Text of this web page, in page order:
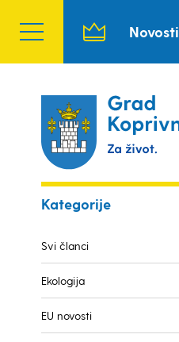
Novosti
Kategorije
Svi članci
Ekologija
EU novosti